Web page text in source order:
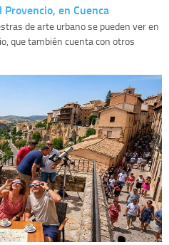
en Cuenca
de arte urbano se pueden ver en
que también cuenta con otros